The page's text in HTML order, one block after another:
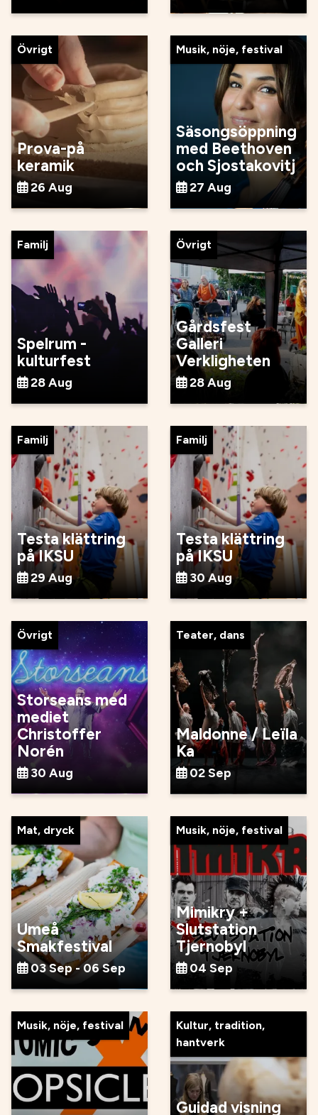
Övrigt
Prova-på
keramik
26 Aug
Musik, nöje, festival
Säsongsöppning
med Beethoven
och Sjostakovitj
27 Aug
Familj
Spelrum -
kulturfest
28 Aug
Övrigt
Gårdsfest
Galleri
Verkligheten
28 Aug
Familj
Testa klättring
på IKSU
29 Aug
Familj
Testa klättring
på IKSU
30 Aug
Övrigt
Storseans med
mediet
Christoffer
Norén
30 Aug
Teater, dans
Maldonne / Leïla
Ka
02 Sep
Mat, dryck
Umeå
Smakfestival
03 Sep - 06 Sep
Musik, nöje, festival
Mimikry +
Slutstation
Tjernobyl
04 Sep
Musik, nöje, festival
Kultur, tradition,
hantverk
Guidad visning